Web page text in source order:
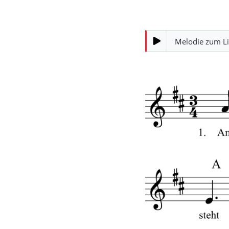
Melodie zum